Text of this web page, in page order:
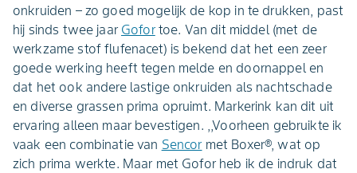
onkruiden – zo goed mogelijk de kop in te drukken, past
hij sinds twee jaar Gofortoe. Van dit middel (met de
werkzame stof flufenacet) is bekend dat het een zeer
goede werking heeft tegen melde en doornappel en
dat het ook andere lastige onkruiden als nachtschade
en diverse grassen prima opruimt. Markerink kan dit uit
ervaring alleen maar bevestigen. ,,Voorheen gebruikte ik
vaak een combinatie van Sencor met Boxer®, wat op
zich prima werkte. Maar met Gofor heb ik de indruk dat